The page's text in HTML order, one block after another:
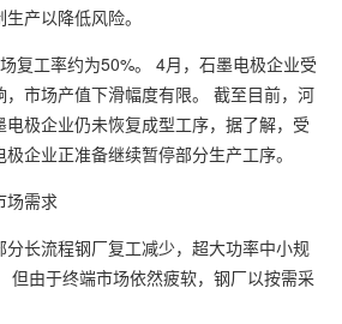
产以降低风险。
复工率约为50%。 4月，石墨电极企业受
市场产值下滑幅度有限。 截至目前，河
极企业仍未恢复成型工序，据了解，受
企业正准备继续暂停部分生产工序。
场需求
长流程钢厂复工减少，超大功率中小规
但由于终端市场依然疲软，钢厂以按需采